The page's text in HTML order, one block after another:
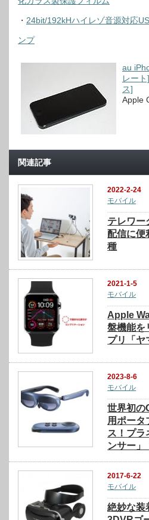
・ 24bit/192kHハイレゾ音源対応
ンプ
au
レー
ス]
Apple
関連記事
2022-2-24
モバイル
テレワー
配信に便
種
2021-1-5
モバイル
Apple
盤機能を
プリ「ヤ
2023-8-6
モバイル
世界初の
用ポー
ス！プラ
ンサー」
2017-6-22
モバイル
絶妙な装